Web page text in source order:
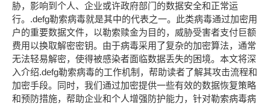
胁，影响到个人、企业或许政府部门的数据安全和正常运
行。.defg勒索病毒就是其中的代表之一。此类病毒通过加密用
户的重要数据文件，以勒索赎金为目的，威胁受害者支付巨额
费用以换取解密密钥。由于病毒采用了复杂的加密算法，通常
无法轻易解密，使得被感染者面临数据丢失的困境。本文将深
入介绍.defg勒索病毒的工作机制，帮助读者了解其攻击流程和
加密手段。同时，我们通过加密提供一些有效的数据恢复策略
和预防措施，帮助企业和个人增强防护能力，针对勒索病毒病